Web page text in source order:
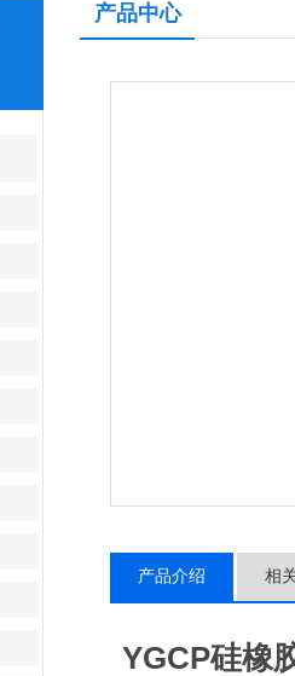
产品中心
产品介绍 相
YGCP硅橡